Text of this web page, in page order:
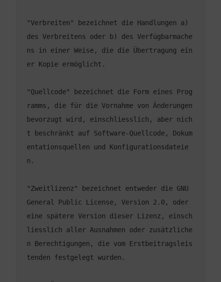
"Verbreiten" bezeichnet die Handlungen a)
des Verbreitens oder b) des Verfügbarmache
ns in einer Weise, die die Übertragung ein
"Quellcode" bezeichnet die Form eines Prog
ramms, die für die Vornahme von Änderungen
bevorzugt wird, einschliesslich, aber nich
t beschränkt auf Software-Quellcode, Dokum
entationsquellen und Konfigurationsdateie
"Zweitlizenz" bezeichnet entweder die GNU
General Public License, Version 2.0, oder
eine spätere Version dieser Lizenz, einsch
liesslich aller Ausnahmen oder zusätzliche
n Berechtigungen, die vom Erstbeitragsleis